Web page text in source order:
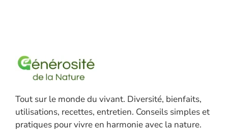
Tout sur le monde du vivant. Diversité, bienfaits,
utilisations, recettes, entretien. Conseils simples et
pratiques pour vivre en harmonie avec la nature.